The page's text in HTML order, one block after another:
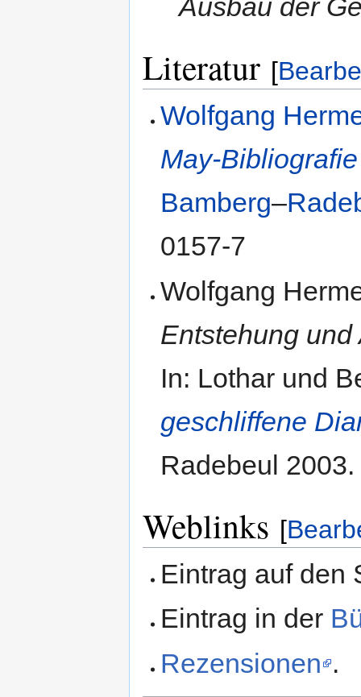
Ausbau der
Literatur [
Wolfgang
May-
Bamberg–
0157-7
Wolfgang
Entstehung
In: Lothar und
geschliffene
Radebeul
Weblinks [
Eintrag auf den
Eintrag in der
Rezensionen .